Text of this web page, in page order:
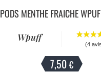
PODS MENTHE FRAICHE
Wpuff
7,50€